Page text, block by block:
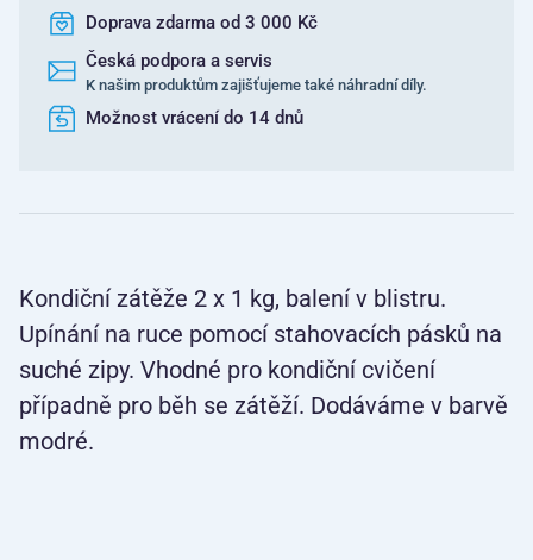
Doprava zdarma od 3 000 Kč
Česká podpora a servis
K našim produktům zajišťujeme také náhradní díly.
Možnost vrácení do 14 dnů
Kondiční zátěže 2 x 1 kg, balení v blistru.
Upínání na ruce pomocí stahovacích pásků na
suché zipy. Vhodné pro kondiční cvičení
případně pro běh se zátěží. Dodáváme v barvě
modré.